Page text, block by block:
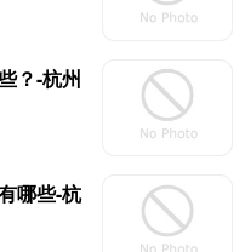
？-杭州
哪些-杭